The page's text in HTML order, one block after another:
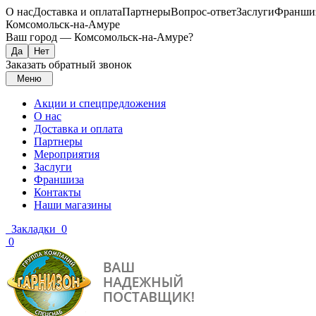
О насДоставка и оплатаПартнерыВопрос-ответЗаслуги
Комсомольск-на-Амуре
Ваш город — Комсомольск-на-Амуре?
Заказать обратный звонок
Меню
Акции и спецпредложения
О нас
Доставка и оплата
Партнеры
Мероприятия
Заслуги
Франшиза
Контакты
Наши магазины
Закладки 0
0